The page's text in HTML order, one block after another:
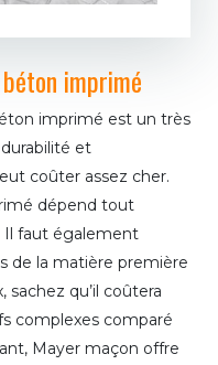
imprimé
imprimé est un très
et
coûter assez cher.
dépend tout
Il faut également
de la matière première
sachez qu’il coûtera
complexes comparé
Mayer maçon offre